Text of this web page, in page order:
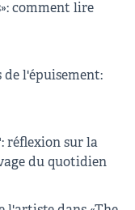
comment lire
de l'épuisement:
réflexion sur la
du quotidien